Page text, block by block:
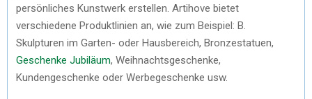
persönliches Kunstwerk erstellen. Artihove bietet
verschiedene Produktlinien an, wie zum Beispiel: B.
Skulpturen im Garten- oder Hausbereich, Bronzestatuen,
Geschenke Jubiläum, Weihnachtsgeschenke,
Kundengeschenke oder Werbegeschenke usw.